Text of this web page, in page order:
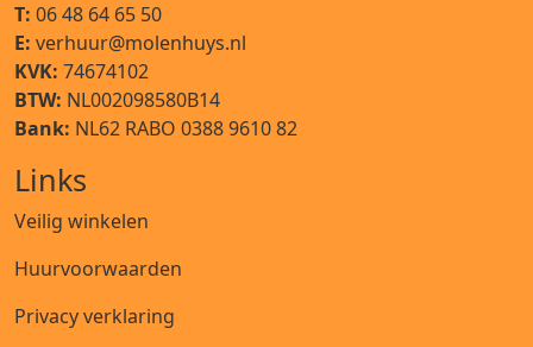
T: 06 48 64 65 50
E: verhuur@molenhuys.nl
KVK: 74674102
BTW: NL002098580B14
Bank: NL62 RABO 0388 9610 82
Links
Veilig winkelen
Huurvoorwaarden
Privacy verklaring